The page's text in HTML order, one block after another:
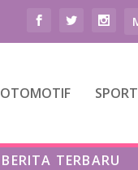
OTOMOTIF SPORT
BERITA TERBARU